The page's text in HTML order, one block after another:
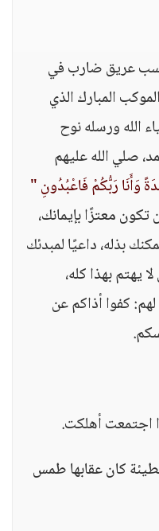
نسب عريق ضارب في
المبارك الذي
الله ورسله نوح
صلي الله عليهم
وَأَنَا رَبُّكُمْ فَاعْبُدُونِ "
معتزًا بإيمانك،
بذله، داعيًا لمبدئك
يهتم بهذا كله،
كفوا أذاكم عن
اجتمعت أهلكت.
كان عقابها طمس